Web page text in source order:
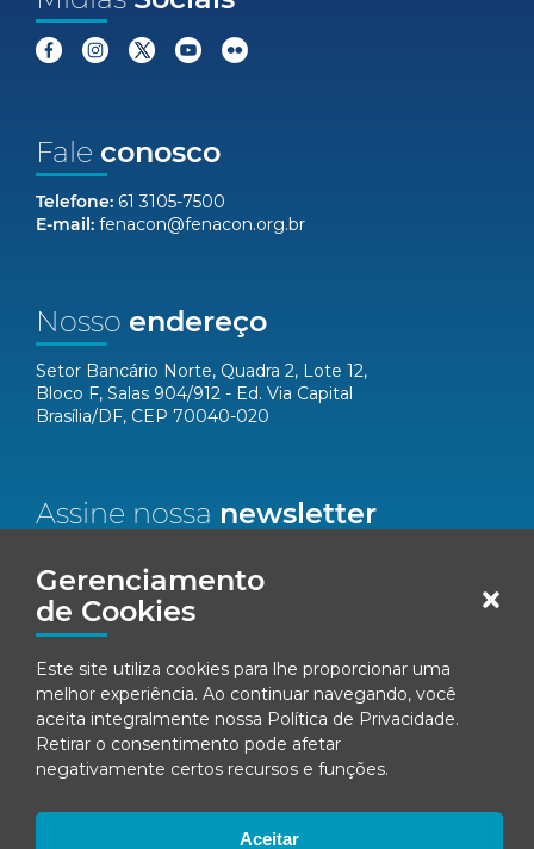
Gerenciamento
de Cookies
Este site utiliza cookies para lhe proporcionar uma
melhor experiência. Ao continuar navegando, você
aceita integralmente nossa Política de Privacidade.
Retirar o consentimento pode afetar
negativamente certos recursos e funções.
Aceitar
Fale conosco
Telefone: 61 3105-7500
E-mail: fenacon@fenacon.org.br
Nosso endereço
Setor Bancário Norte, Quadra 2, Lote 12,
Bloco F, Salas 904/912 - Ed. Via Capital
Brasília/DF, CEP 70040-020
Assine nossa newsletter
Email*
Concordo em receber comunicações da Fenacon.
Cadastrar